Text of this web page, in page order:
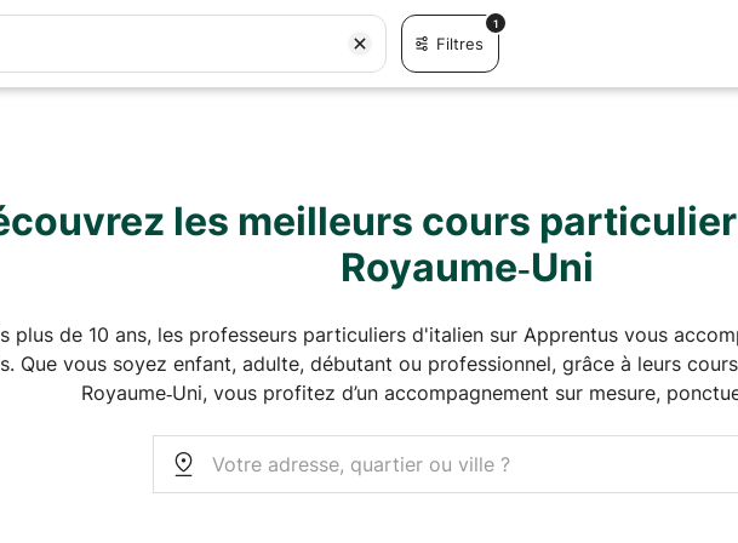
Filtres
1
les meilleurs cours
Royaume‑Uni
plus de 10 ans, les professeurs particuliers d'italien sur Apprentus vous
Que vous soyez enfant, adulte, débutant ou professionnel, grâce à leurs
Royaume‑Uni, vous profitez d’un accompagnement sur mesure,